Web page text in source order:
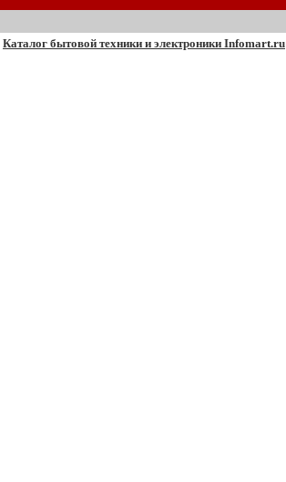
Каталог бытовой техники и электроники Infomart.ru